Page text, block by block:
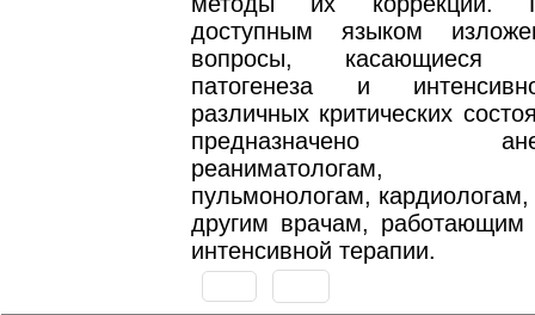
доступным языком
вопросы, касающиеся
патогенеза и
различных критических
предназначено
реаниматологам,
пульмонологам,
другим врачам, работающим
интенсивной терапии.